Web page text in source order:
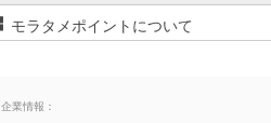
モラタメポイントについて
企業情報：